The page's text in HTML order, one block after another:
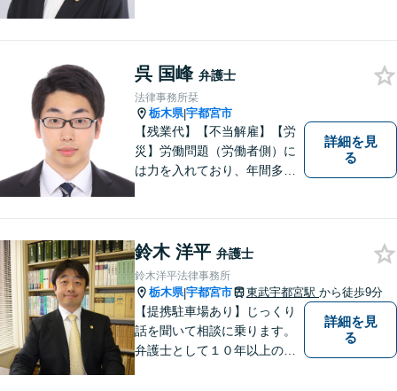
ご相談は、内容によって、初
回相談を無料としておりま
す。
呉 国峰 弁護士
法律事務所栞
栃木県|宇都宮市
【残業代】【不当解雇】【労
災】労働問題（労働者側）に
は力を入れており、年間多数
弁護士団体）に所属していま
す。
詳細を見
る
鈴木 洋平 弁護士
鈴木洋平法律事務所
栃木県|宇都宮市 東武宇都宮駅 から徒歩9分
【提携駐車場あり】じっくり
話を聞いて相談に乗ります。
弁護士として１０年以上の経
詳細を見
る